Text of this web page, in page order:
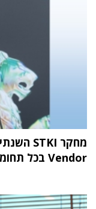
Vendor בכל תחומי שוק ה-IT